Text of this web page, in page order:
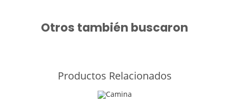
Otros también buscaron
Productos Relacionados